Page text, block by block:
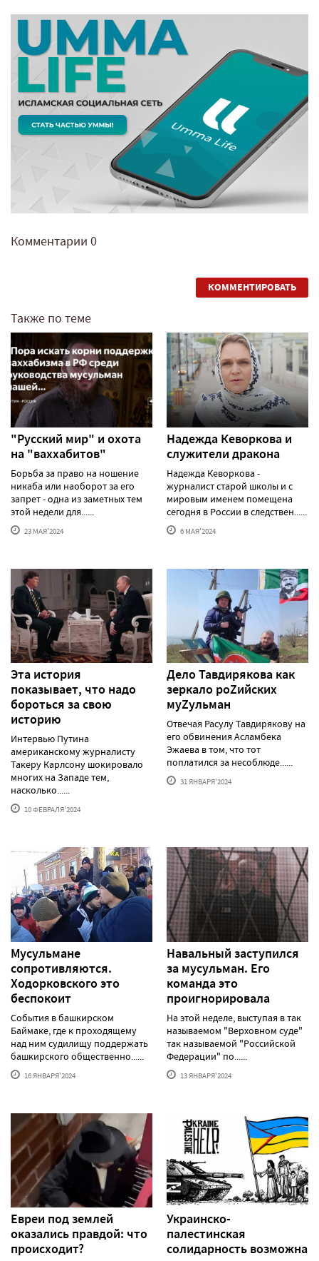
Комментарии 0
КОММЕНТИРОВАТЬ
Также по теме
"Русский мир" и охота
на "ваххабитов"
Борьба за право на ношение
никаба или наоборот за его
запрет - одна из заметных тем
этой недели для......
23 МАЯ'2024
Надежда Кеворкова и
служители дракона
Надежда Кеворкова -
журналист старой школы и с
мировым именем помещена
сегодня в России в следствен......
6 МАЯ'2024
Эта история
показывает, что надо
бороться за свою
историю
Интервью Путина
американскому журналисту
Такеру Карлсону шокировало
многих на Западе тем,
насколько......
10 ФЕВРАЛЯ'2024
Дело Тавдирякова как
зеркало роZийских
муZульман
Отвечая Расулу Тавдирякову на
его обвинения Асламбека
Эжаева в том, что тот
поплатился за несоблюде......
31 ЯНВАРЯ'2024
Мусульмане
сопротивляются.
Ходорковского это
беспокоит
События в башкирском
Баймаке, где к проходящему
над ним судилищу поддержать
башкирского общественно......
16 ЯНВАРЯ'2024
Навальный заступился
за мусульман. Его
команда это
проигнорировала
На этой неделе, выступая в так
называемом "Верховном суде"
так называемой "Российской
Федерации" по......
13 ЯНВАРЯ'2024
Евреи под землей
оказались правдой: что
происходит?
Украинско-
палестинская
солидарность возможна